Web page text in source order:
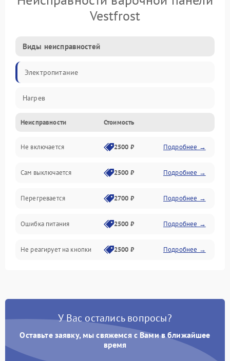
Vestfrost
Виды неисправностей
Электропитание
Нагрев
Неисправности Стоимость
Не включается 2500 ₽ Подробнее →
Сам выключается 2500 ₽ Подробнее →
Перегревается 2700 ₽ Подробнее →
Ошибка питания 2500 ₽ Подробнее →
Не реагирует на кнопки 2500 ₽ Подробнее →
У Вас остались вопросы?
Оставьте заявку, мы свяжемся с Вами в ближайшее
время